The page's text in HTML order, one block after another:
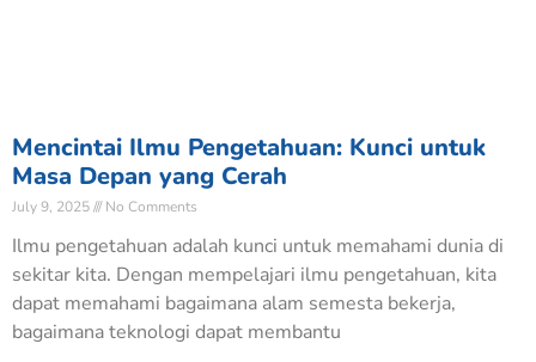
Mencintai Ilmu Pengetahuan: Kunci untuk
Masa Depan yang Cerah
July 9, 2025 No Comments
Ilmu pengetahuan adalah kunci untuk memahami dunia di
sekitar kita. Dengan mempelajari ilmu pengetahuan, kita
dapat memahami bagaimana alam semesta bekerja,
bagaimana teknologi dapat membantu